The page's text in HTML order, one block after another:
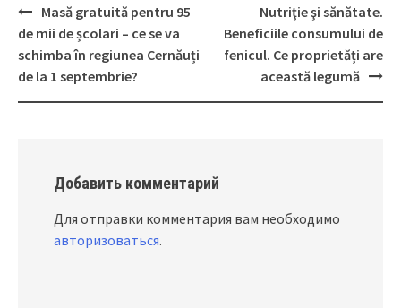
Post
navigation
Masă gratuită pentru 95
de mii de școlari – ce se va
schimba în regiunea Cernăuți
de la 1 septembrie?
Nutriţie şi sănătate.
Beneficiile consumului de
fenicul. Ce proprietăți are
această legumă
Добавить комментарий
Для отправки комментария вам необходимо
авторизоваться.